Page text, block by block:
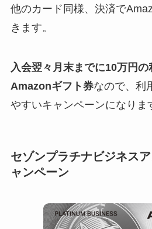
他のカード同様、決済で
きます。
入会翌々月末までに10万円
Amazonギフト券なので、利
やすいキャンペーンになりま
セゾンプラチナビジネス
ャンペーン